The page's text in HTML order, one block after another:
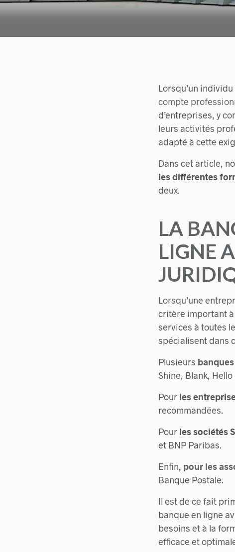
Lorsqu’un
compte
d’entreprises, y
leurs activités
adapté à cette
Dans cet article,
les différentes
deux.
LA
LIGNE
Lorsqu’une
critère important
services à toutes
spécialisent dans
Plusieurs
Shine, Blank, Hello
Pour les
recommandées.
Pour les sociétés
et BNP Paribas.
Enfin, pour les
Banque Postale.
Il est de ce fait
banque en ligne
besoins et à la
efficace et